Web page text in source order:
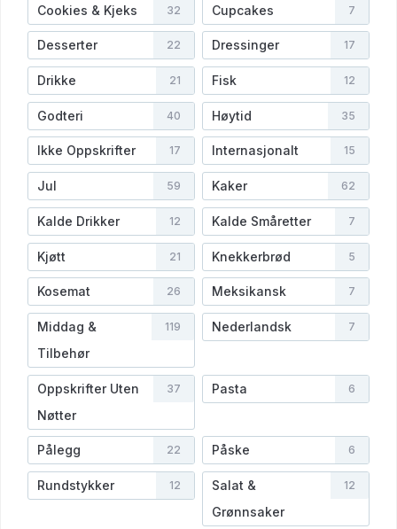
Cookies & Kjeks 32 Cupcakes 7
Desserter 22 Dressinger 17
Drikke 21 Fisk 12
Godteri 40 Høytid 35
Ikke Oppskrifter 17 Internasjonalt 15
Jul 59 Kaker 62
Kalde Drikker 12 Kalde Småretter 7
Kjøtt 21 Knekkerbrød 5
Kosemat 26 Meksikansk 7
Middag &
Tilbehør
119 Nederlandsk 7
Oppskrifter Uten
Nøtter
37 Pasta 6
Pålegg 22 Påske 6
Rundstykker 12
Salat &
Grønnsaker
12